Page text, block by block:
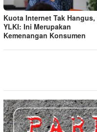
Kuota Internet Tak Hangus,
YLKI: Ini Merupakan
Kemenangan Konsumen